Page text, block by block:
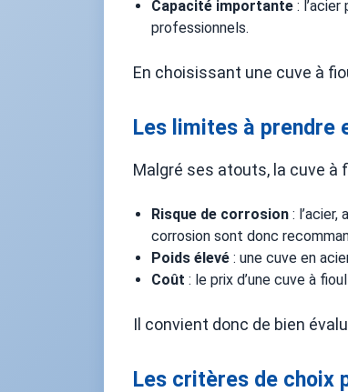
Capacité importante :
professionnels.
En choisissant une cuve à
Les limites à prendre
Malgré ses atouts, la cuve à
Risque de corrosion :
corrosion sont donc
Poids élevé : une cuve en
Coût : le prix d’une cuve à
Il convient donc de bien
Les critères de choix